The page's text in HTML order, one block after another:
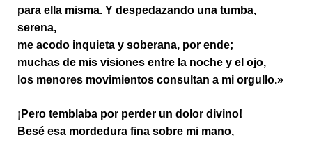
para ella misma. Y despedazando una tumba,
serena,
me acodo inquieta y soberana, por ende;
muchas de mis visiones entre la noche y el ojo,
los menores movimientos consultan a mi orgullo.»
¡Pero temblaba por perder un dolor divino!
Besé esa mordedura fina sobre mi mano,